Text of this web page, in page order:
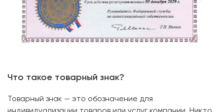
Что такое товарный знак?
Товарный знак — это обозначение для